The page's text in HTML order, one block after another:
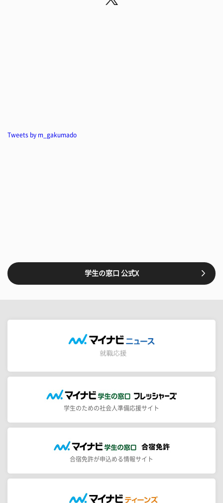
Tweets by m_gakumado
学生の窓口 公式X
学生のための社会人準備応援サイト
合宿免許が申込める情報サイト